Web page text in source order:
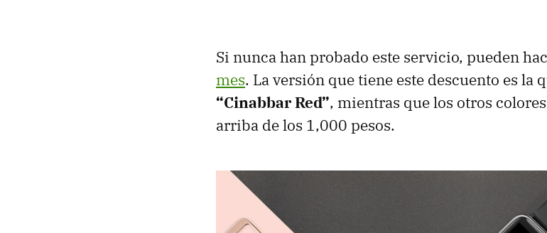
Si nunca han probado este servicio, pueden
mes. La versión que tiene este descuento es la
“Cinabbar Red”, mientras que los otros
arriba de los 1,000 pesos.